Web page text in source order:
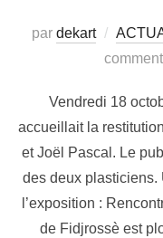
par dekart
Vendredi 18
accueillait la
et Joël Pascal. Le
des deux plasticiens.
l’exposition :
de Fidjrossè est